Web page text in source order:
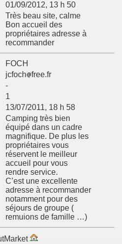
01/09/2012, 13 h 50
Très beau site, calme
Bon accueil des
propriétaires adresse à
recommander
FOCH
jcfoch
free.fr
-
1
13/07/2011, 18 h 58
Camping très bien
équipé dans un cadre
magnifique. De plus les
propriétaires vous
réservent le meilleur
accueil pour vous
rendre service.
C’est une excellente
adresse à recommander
notamment pour des
séjours de groupe (
remuions de famille …)